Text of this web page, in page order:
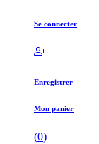
Se connecter
Enregistrer
Mon panier
(0)